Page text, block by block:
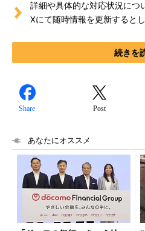
詳細や具体的な対応状況につ
Xにて随時情報を更新すると
続きを
Share Post
あなたにオススメ